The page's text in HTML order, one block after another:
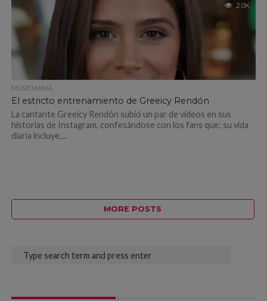
2.0K
MUSICMANÍA
El estricto entrenamiento de Greeicy Rendón
La cantante Greeicy Rendón subió un par de vídeos en sus
historias de Instagram, confesándose con los fans que; su vida
diaria incluye,...
MORE POSTS